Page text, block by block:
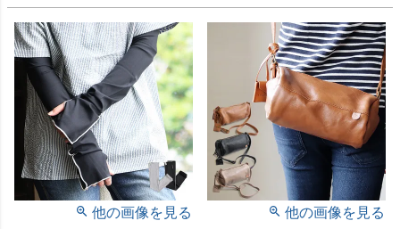
他の画像を見る 他の画像を見る